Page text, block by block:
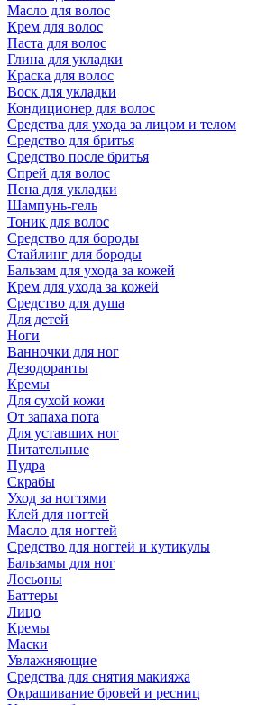
Масло для волос
Крем для волос
Паста для волос
Глина для укладки
Краска для волос
Воск для укладки
Кондиционер для волос
Средства для ухода за лицом и телом
Средство для бритья
Средство после бритья
Спрей для волос
Пена для укладки
Шампунь-гель
Тоник для волос
Средство для бороды
Стайлинг для бороды
Бальзам для ухода за кожей
Крем для ухода за кожей
Средство для душа
Для детей
Ноги
Ванночки для ног
Дезодоранты
Кремы
Для сухой кожи
От запаха пота
Для уставших ног
Питательные
Пудра
Скрабы
Уход за ногтями
Клей для ногтей
Масло для ногтей
Средство для ногтей и кутикулы
Бальзамы для ног
Лосьоны
Баттеры
Лицо
Кремы
Маски
Увлажняющие
Средства для снятия макияжа
Окрашивание бровей и ресниц